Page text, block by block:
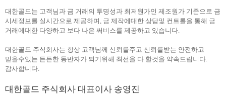
대한골드는 고객님과 금 거래의 투명성과 최저원가인 제조원가 기준으로 금
시세정보를 실시간으로 제공하며, 금 제작에대한 상담및 컨트롤을 통해 금
거래에대한 다양하고 보다 나은 써비스를 제공하고 있습니다.
대한골드 주식회사는 항상 고객님께 신뢰를주고 신뢰를받는 안전하고
믿을수있는 든든한 동반자가 되기위해 최선을 다 할것을 약속드립니다.
감사합니다.
대한골드 주식회사 대표이사 송영진